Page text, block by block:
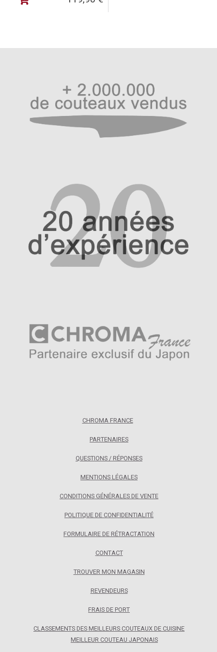
Bien laver après usage, stocker dans un endroit sec.
CHROMA FRANCE
PARTENAIRES
QUESTIONS / RÉPONSES
MENTIONS LÉGALES
CONDITIONS GÉNÉRALES DE VENTE
POLITIQUE DE CONFIDENTIALITÉ
FORMULAIRE DE RÉTRACTATION
CONTACT
TROUVER MON MAGASIN
REVENDEURS
FRAIS DE PORT
CLASSEMENTS DES MEILLEURS COUTEAUX DE CUISINE
MEILLEUR COUTEAU JAPONAIS